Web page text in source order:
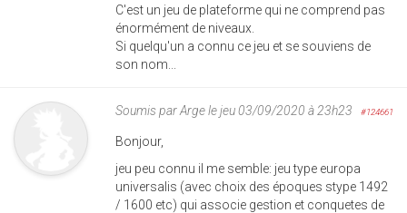
C'est un jeu de plateforme qui ne comprend pas
énormément de niveaux.
Si quelqu'un a connu ce jeu et se souviens de
son nom...
Soumis parArgele jeu 03/09/2020 à 23h23 #124661
Bonjour,
jeu peu connu il me semble: jeu type europa
universalis (avec choix des époques stype 1492
/ 1600 etc) qui associe gestion et conquetes de